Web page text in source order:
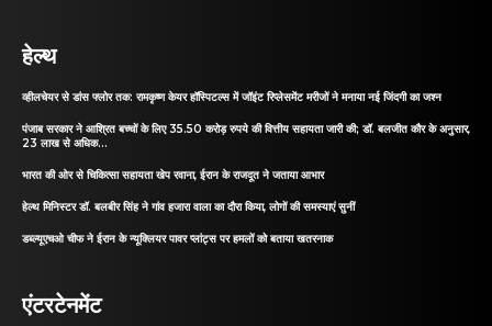
हेल्थ
व्हीलचेयर से डांस फ्लोर तक: रामकृष्ण केयर हॉस्पिटल्स में जॉइंट रिप्लेसमेंट मरीजों ने मनाया नई जिंदगी का जश्न
पंजाब सरकार ने आश्रित बच्चों के लिए 35.50 करोड़ रुपये की वित्तीय सहायता जारी की; डॉ. बलजीत कौर के अनुसार,
23 लाख से अधिक...
भारत की ओर से चिकित्सा सहायता खेप रवाना, ईरान के राजदूत ने जताया आभार
हेल्थ मिनिस्टर डॉ. बलबीर सिंह ने गांव हजारा वाला का दौरा किया, लोगों की समस्याएं सुनीं
डब्ल्यूएचओ चीफ ने ईरान के न्यूक्लियर पावर प्लांट्स पर हमलों को बताया खतरनाक
एंटरटेनमेंट